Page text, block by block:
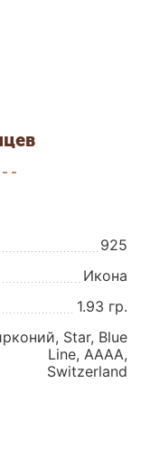
925
Икона
1.93 гр.
Star, Blue
Line, AAAA,
Switzerland